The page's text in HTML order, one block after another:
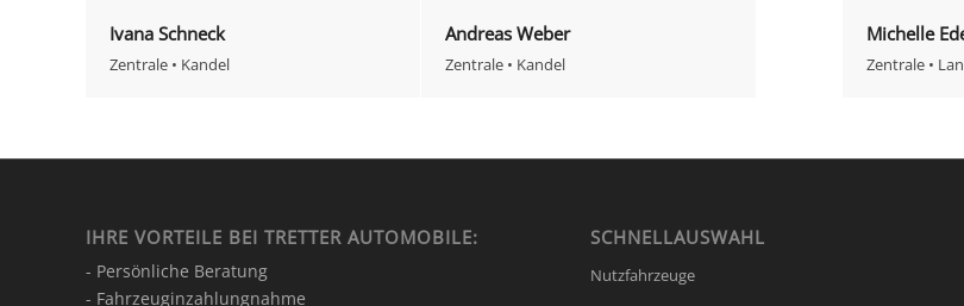
Ivana Schneck
Zentrale • Kandel
Andreas Weber
Zentrale • Kandel
Michelle
Zentrale •
IHRE VORTEILE BEI TRETTER AUTOMOBILE:
- Persönliche Beratung
- Fahrzeuginzahlungnahme
SCHNELLAUSWAHL
Nutzfahrzeuge